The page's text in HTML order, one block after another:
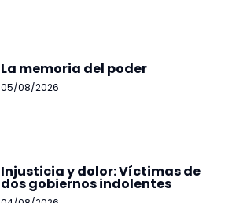
La memoria del poder
05/08/2026
Injusticia y dolor: Víctimas de
dos gobiernos indolentes